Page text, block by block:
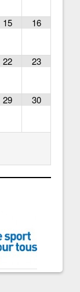
15 16
22 23
29 30